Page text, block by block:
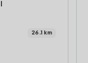
26.1 km